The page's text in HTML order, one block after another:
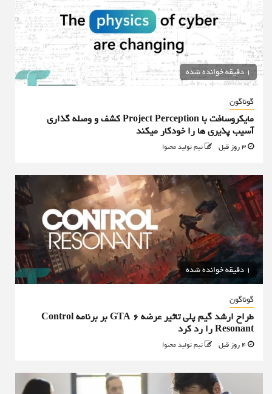
1 دقیقه خوانده شده
گوناگون
مایکروسافت با Project Perception کشف و وصله گذاری
آسیب پذیری ها را خودکار میکند
تیم تولید محتوا
1 دقیقه خوانده شده
گوناگون
طراح ارشد گیم پلی تاثیر عرضه GTA 6 بر برنامه Control
Resonant را رد کرد
تیم تولید محتوا